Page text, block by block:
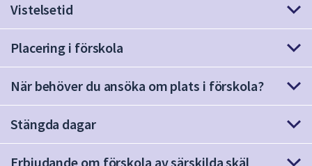
Vistelsetid
Placering i förskola
När behöver du ansöka om plats i förskola?
Stängda dagar
Erbjudande om förskola av särskilda skäl